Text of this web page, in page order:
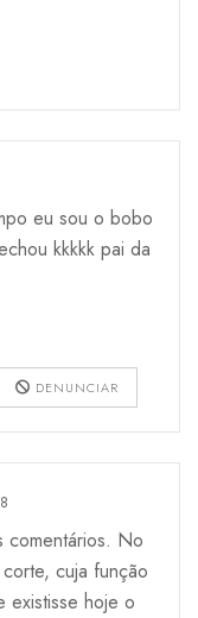
eu sou o bobo
kkkkk pai da
DENUNCIAR
comentários. No
cuja função
existisse hoje o